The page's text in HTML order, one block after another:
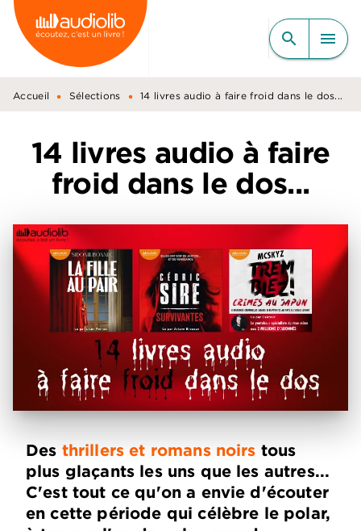
MENU RECHERCHE
CONTENU
PIED DE PAGE
search menu
Accueil • Sélections • 14 livres audio à faire froid dans le dos...
14 livres audio à faire
froid dans le dos...
Des thrillers et romans noirs tous
plus glaçants les uns que les autres...
C'est tout ce qu'on a envie d'écouter
en cette période qui célèbre le polar,